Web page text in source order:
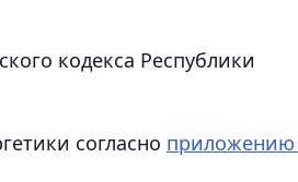
кодекса Республики
согласно приложению